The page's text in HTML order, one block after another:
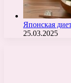
Японская
25.03.2025